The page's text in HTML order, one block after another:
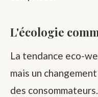
L'écologie
La tendance eco-
mais un
des